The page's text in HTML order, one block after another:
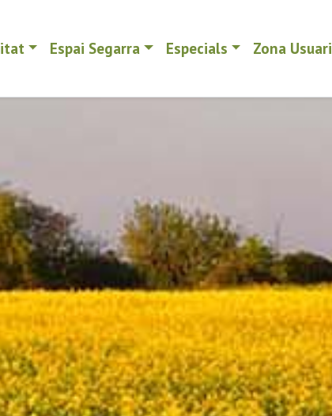
Espai Segarra Especials Zona Usuari